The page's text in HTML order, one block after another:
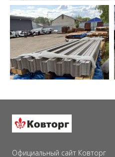
Официальный сайт Ковторг